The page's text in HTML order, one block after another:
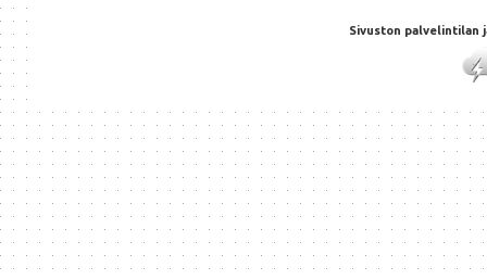
Sivuston palvelintilan